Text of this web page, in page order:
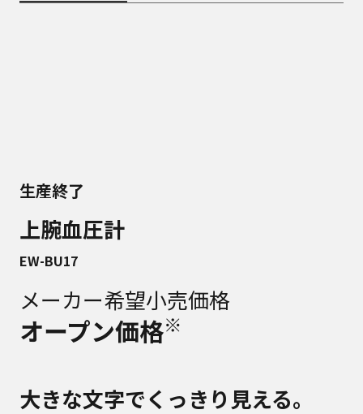
生産終了
上腕血圧計
EW-BU17
メーカー希望小売価格
オープン価格※
大きな文字でくっきり見える。